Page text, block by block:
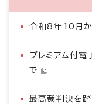
令和8年10月か
プレミアム付電
で
最高裁判決を